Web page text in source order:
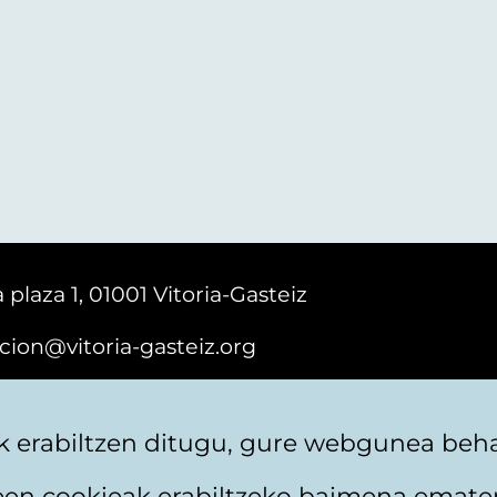
plaza 1, 01001 Vitoria-Gasteiz
gasteiz.org
erabiltzen ditugu, gure webgunea